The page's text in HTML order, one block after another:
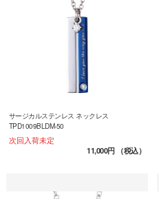
サージカルステンレス ネックレス
TPD1009BLDM-50
次回入荷未定
11,000円（税込）